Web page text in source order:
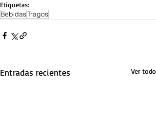
Etiquetas:
BebidasTragos
Entradas recientes Ver todo